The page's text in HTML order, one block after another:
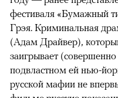
фестиваля «Бумажный
Грэя. Криминальная
(Адам Драйвер),
заигрывает
подвластном ей нью-
русской мафии не